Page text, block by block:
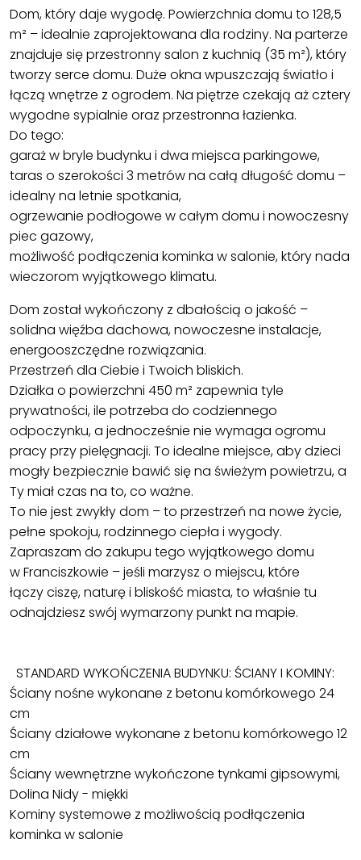
Dom, który daje wygodę. Powierzchnia domu to 128,5
m² – idealnie zaprojektowana dla rodziny. Na parterze
znajduje się przestronny salon z kuchnią (35 m²), który
tworzy serce domu. Duże okna wpuszczają światło i
łączą wnętrze z ogrodem. Na piętrze czekają aż cztery
wygodne sypialnie oraz przestronna łazienka.
Do tego:
garaż w bryle budynku i dwa miejsca parkingowe,
taras o szerokości 3 metrów na całą długość domu –
idealny na letnie spotkania,
ogrzewanie podłogowe w całym domu i nowoczesny
piec gazowy,
możliwość podłączenia kominka w salonie, który nada
wieczorom wyjątkowego klimatu.
Dom został wykończony z dbałością o jakość –
solidna więźba dachowa, nowoczesne instalacje,
energooszczędne rozwiązania.
Przestrzeń dla Ciebie i Twoich bliskich.
Działka o powierzchni 450 m² zapewnia tyle
prywatności, ile potrzeba do codziennego
odpoczynku, a jednocześnie nie wymaga ogromu
pracy przy pielęgnacji. To idealne miejsce, aby dzieci
mogły bezpiecznie bawić się na świeżym powietrzu, a
Ty miał czas na to, co ważne.
To nie jest zwykły dom – to przestrzeń na nowe życie,
pełne spokoju, rodzinnego ciepła i wygody.
Zapraszam do zakupu tego wyjątkowego domu
w Franciszkowie – jeśli marzysz o miejscu, które
łączy ciszę, naturę i bliskość miasta, to właśnie tu
odnajdziesz swój wymarzony punkt na mapie.
STANDARD WYKOŃCZENIA BUDYNKU: ŚCIANY I KOMINY:
Ściany nośne wykonane z betonu komórkowego 24
cm
Ściany działowe wykonane z betonu komórkowego 12
cm
Ściany wewnętrzne wykończone tynkami gipsowymi,
Dolina Nidy - miękki
Kominy systemowe z możliwością podłączenia
kominka w salonie